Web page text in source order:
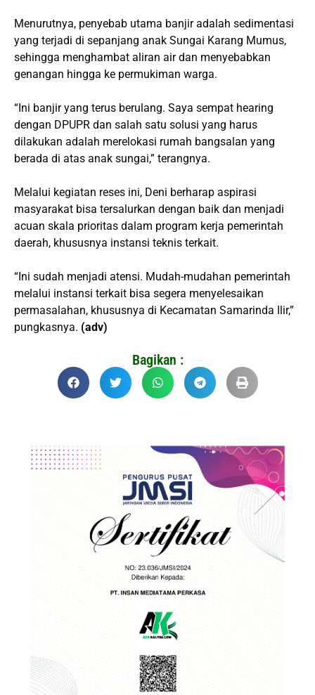
Menurutnya, penyebab utama banjir adalah sedimentasi
yang terjadi di sepanjang anak Sungai Karang Mumus,
sehingga menghambat aliran air dan menyebabkan
genangan hingga ke permukiman warga.
“Ini banjir yang terus berulang. Saya sempat hearing
dengan DPUPR dan salah satu solusi yang harus
dilakukan adalah merelokasi rumah bangsalan yang
berada di atas anak sungai,” terangnya.
Melalui kegiatan reses ini, Deni berharap aspirasi
masyarakat bisa tersalurkan dengan baik dan menjadi
acuan skala prioritas dalam program kerja pemerintah
daerah, khususnya instansi teknis terkait.
“Ini sudah menjadi atensi. Mudah-mudahan pemerintah
melalui instansi terkait bisa segera menyelesaikan
permasalahan, khususnya di Kecamatan Samarinda Ilir,”
pungkasnya. (adv)
Bagikan :